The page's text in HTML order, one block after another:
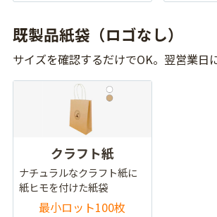
既製品紙袋（ロゴなし）
サイズを確認するだけでOK。翌営業日
クラフト紙
ナチュラルなクラフト紙に
紙ヒモを付けた紙袋
最小ロット100枚